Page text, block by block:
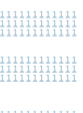
1 1 1 1 1 1 1 1 1 1 1 1
1 1 1 1 1 1 1 1 1 1 1 1
1 1 1 1 1 1 1 1 1 1 1 1
1 1 1 1 1 1 1 1 1 1 1 1
1 1 1 1 1 1 1 1 1 1 1 1
1 1 1 1 1 1 1 1 1 1 1 1